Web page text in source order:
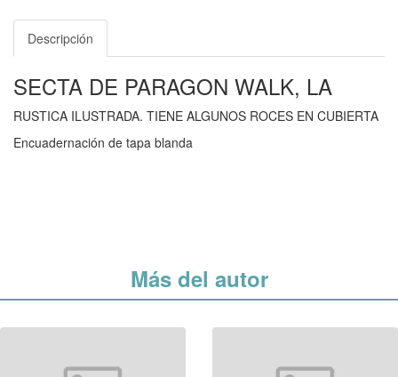
Descripción
SECTA DE PARAGON WALK, LA
RUSTICA ILUSTRADA. TIENE ALGUNOS ROCES EN CUBIERTA
Encuadernación de tapa blanda
Más del autor